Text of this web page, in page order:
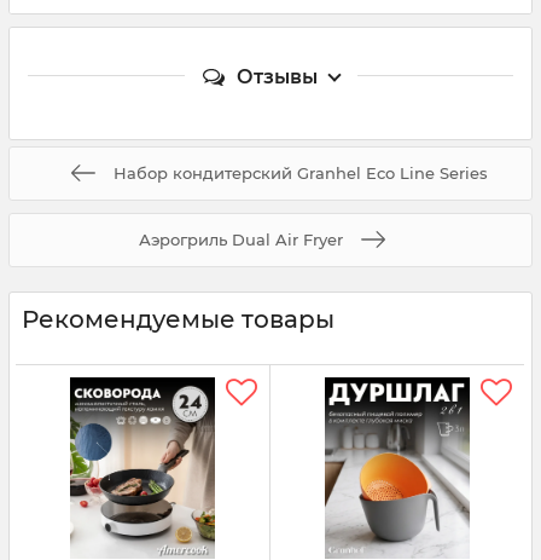
Отзывы
Набор кондитерский Granhel Eco Line Series
Аэрогриль Dual Air Fryer
Рекомендуемые товары